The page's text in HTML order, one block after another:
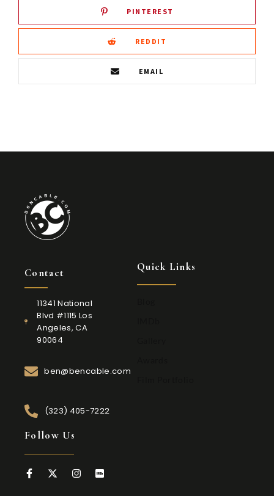
PINTEREST
REDDIT
EMAIL
Contact
11341 National
Blvd #1115 Los
Angeles, CA
90064
ben@bencable.com
(323) 405-7222
Quick Links
Follow Us